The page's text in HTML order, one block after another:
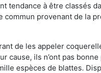
tendance à être classés
commun provenant de la
de les appeler
cause, ils n’ont pas
espèces de blattes.